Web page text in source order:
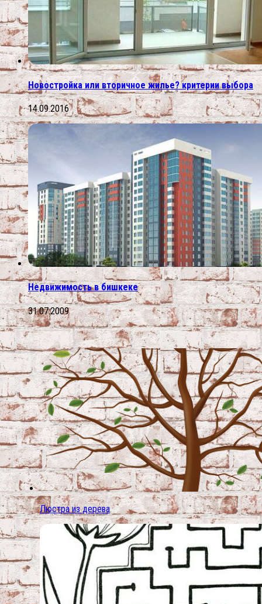
Новостройка или вторичное жилье? критерии выбора
14.09.2016
Недвижимость в бишкеке
31.07.2009
Люстра из дерева